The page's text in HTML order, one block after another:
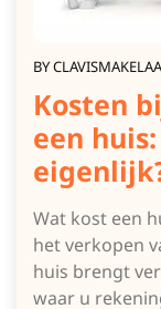
BY
Kosten
een
Wat kost een
het verkopen
huis brengt
waar u